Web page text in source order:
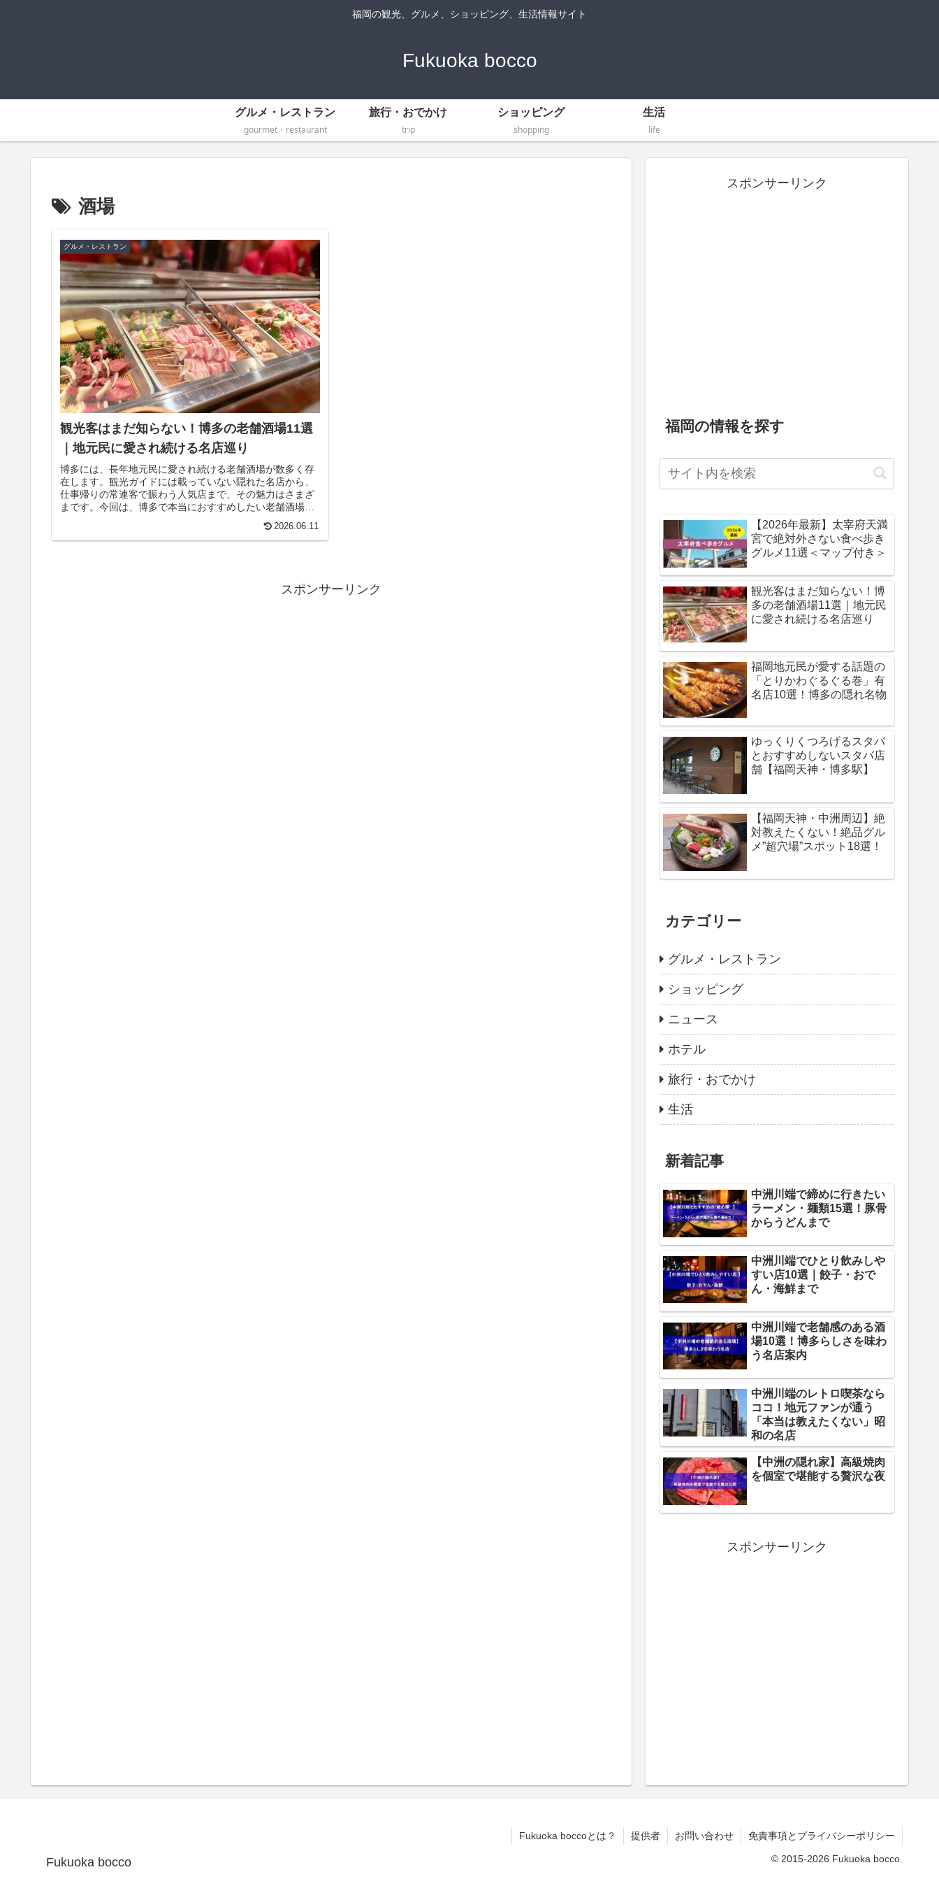
福岡の観光、グルメ、ショッピング、生活情報サイト
Fukuoka bocco
グルメ・レストラン
gourmet・restaurant
旅行・おでかけ
trip
ショッピング
shopping
生活
life
酒場
グルメ・レストラン
観光客はまだ知らない！博多の老舗酒場11選
｜地元民に愛され続ける名店巡り
博多には、長年地元民に愛され続ける老舗酒場が数多く存
在します。観光ガイドには載っていない隠れた名店から、
仕事帰りの常連客で賑わう人気店まで、その魅力はさまざ
まです。今回は、博多で本当におすすめしたい老舗酒場を
温かい雰囲気を味わえるお店を厳選しました。観光で訪れ
る方はもちろん、博多のディープな魅力を知りたい方も必
2026.06.11
スポンサーリンク
スポンサーリンク
福岡の情報を探す
【2026年最新】太宰府天満
宮で絶対外さない食べ歩き
グルメ11選＜マップ付き＞
観光客はまだ知らない！博
多の老舗酒場11選｜地元民
に愛され続ける名店巡り
福岡地元民が愛する話題の
「とりかわぐるぐる巻」有
名店10選！博多の隠れ名物
ゆっくりくつろげるスタバ
とおすすめしないスタバ店
舗【福岡天神・博多駅】
【福岡天神・中洲周辺】絶
対教えたくない！絶品グル
メ”超穴場”スポット18選！
カテゴリー
グルメ・レストラン
ショッピング
ニュース
ホテル
旅行・おでかけ
生活
新着記事
中洲川端で締めに行きたい
ラーメン・麺類15選！豚骨
からうどんまで
中洲川端でひとり飲みしや
すい店10選｜餃子・おで
ん・海鮮まで
中洲川端で老舗感のある酒
場10選！博多らしさを味わ
う名店案内
中洲川端のレトロ喫茶なら
ココ！地元ファンが通う
「本当は教えたくない」昭
和の名店
【中洲の隠れ家】高級焼肉
を個室で堪能する贅沢な夜
スポンサーリンク
Fukuoka bocco
Fukuoka boccoとは？ 提供者 お問い合わせ 免責事項とプライバシーポリシー
© 2015-2026 Fukuoka bocco.